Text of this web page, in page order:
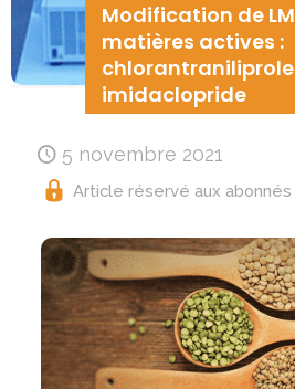
Modification de
matières actives :
imidaclopride
5 novembre 2021
Article réservé aux abonnés